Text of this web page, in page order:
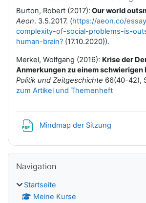
Burton, Robert (2017): Our world
Aeon. 3.5.2017. (https://aeon.co/
complexity-of-social-problems-is-
human-brain? (17.10.2020)).
Merkel, Wolfgang (2016): Krise der
Anmerkungen zu einem schwierigen
Politik und Zeitgeschichte 66(40-42),
zum Artikel und Themenheft
Mindmap der Sitzung
Blöcke
Navigation
Startseite
Meine Kurse